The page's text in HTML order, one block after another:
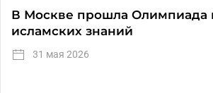
В Москве прошла Олимпиада
исламских знаний
31 мая 2026